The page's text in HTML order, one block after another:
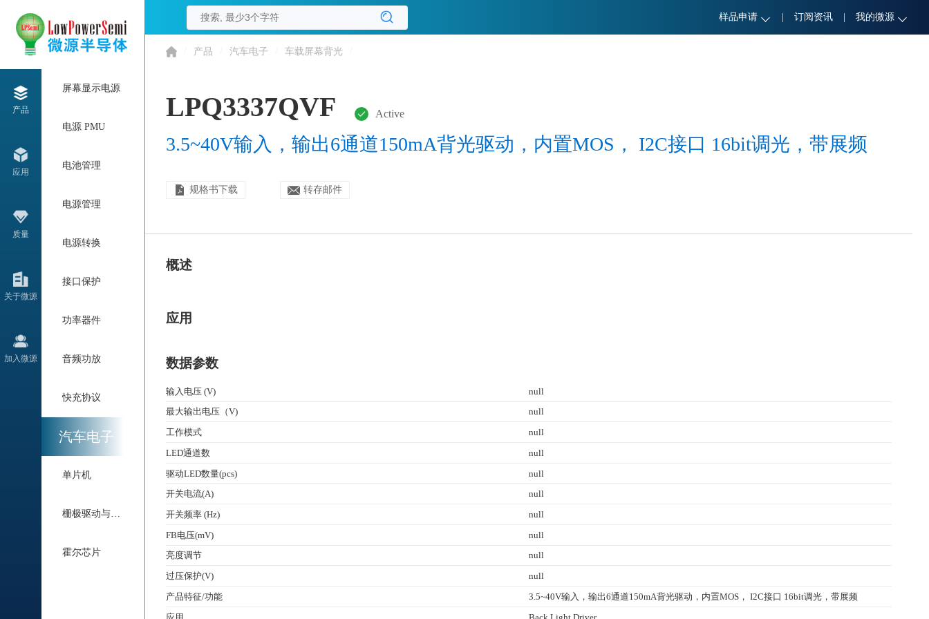
样品申请 订阅资讯 我的微源
产品
应用
质量
关于微源
加入微源
屏幕显示电源
电源 PMU
电池管理
电源管理
电源转换
接口保护
功率器件
音频功放
快充协议
汽车电子
单片机
栅极驱动与电机驱动
霍尔芯片
产品 汽车电子 车载屏幕背光
LPQ3337QVF Active
3.5~40V输入，输出6通道150mA背光驱动，内置MOS， I2C接口 16bit调光，带展频
规格书下载 转存邮件
概述
应用
数据参数
输入电压 (V)
null
最大输出电压（V)
null
工作模式
null
LED通道数
null
驱动LED数量(pcs)
null
开关电流(A)
null
开关频率 (Hz)
null
FB电压(mV)
null
亮度调节
null
过压保护(V)
null
产品特征/功能
3.5~40V输入，输出6通道150mA背光驱动，内置MOS， I2C接口 16bit调光，带展频